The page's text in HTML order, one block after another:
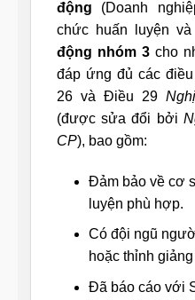
động (Doanh
chức huấn luyện và
động nhóm 3cho
đáp ứng đủ các
26 và Điều 29
(được sửa đổi bởi
CP), bao gồm:
Đảm bảo về cơ
luyện phù hợp.
Có đội ngũ
hoặc thỉnh
Đã báo cáo với